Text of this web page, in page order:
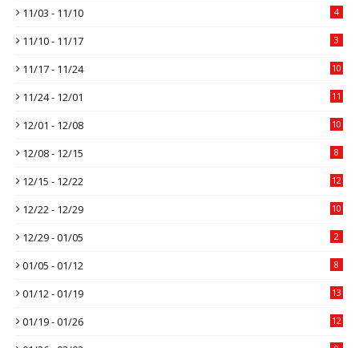
11/03 - 11/10 4
11/10 - 11/17 3
11/17 - 11/24 10
11/24 - 12/01 11
12/01 - 12/08 10
12/08 - 12/15 8
12/15 - 12/22 12
12/22 - 12/29 10
12/29 - 01/05 2
01/05 - 01/12 8
01/12 - 01/19 13
01/19 - 01/26 12